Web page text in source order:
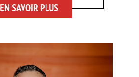
EN SAVOIR PLUS